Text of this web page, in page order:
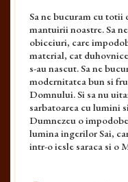
Sa ne bucuram cu totii
mantuirii noastre. Sa
obiceiuri, care
material, cat
s-au nascut. Sa ne
modernitatea bun si
Domnului. Si sa nu
sarbatoarea cu lumini
Dumnezeu o
lumina ingerilor Sai,
intr-o iesle saraca si o